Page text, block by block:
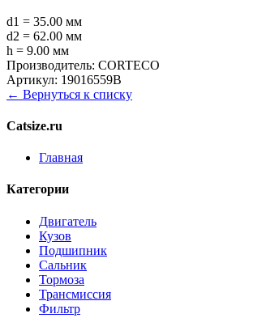
d1 = 35.00 мм
d2 = 62.00 мм
h = 9.00 мм
Производитель: CORTECO
Артикул: 19016559B
← Вернуться к списку
Catsize.ru
Главная
Категории
Двигатель
Кузов
Подшипник
Сальник
Тормоза
Трансмиссия
Фильтр